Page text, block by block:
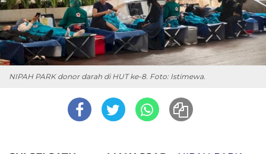
NIPAH PARK donor darah di HUT ke-8. Foto: Istimewa.